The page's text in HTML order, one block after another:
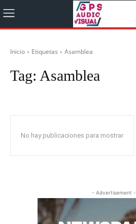
Inicio Etiquetas Asamblea
Tag: Asamblea
No hay publicaciones para mostrar
- Advertisement -